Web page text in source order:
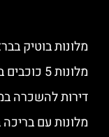
מלונות בוטיק
מלונות 5 כוכבים בברצלונה – בתי מלון יוקרתיים
דירות להשכרה
מלונות עם